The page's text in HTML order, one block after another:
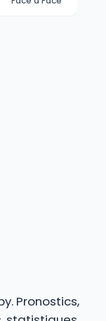
Pronostics,